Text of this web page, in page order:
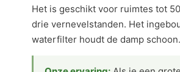
Het is geschikt voor ruimtes tot
drie vernevelstanden. Het
waterfilter houdt de damp schoon.